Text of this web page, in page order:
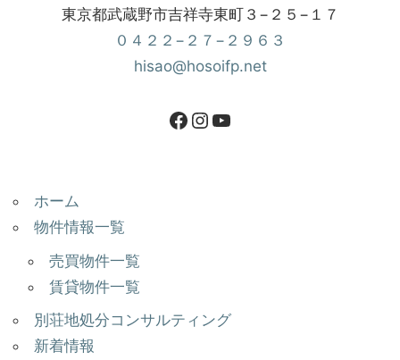
東京都武蔵野市吉祥寺東町３−２５−１７
０４２２−２７−２９６３
hisao@hosoifp.net
ホーム
物件情報一覧
売買物件一覧
賃貸物件一覧
別荘地処分コンサルティング
新着情報